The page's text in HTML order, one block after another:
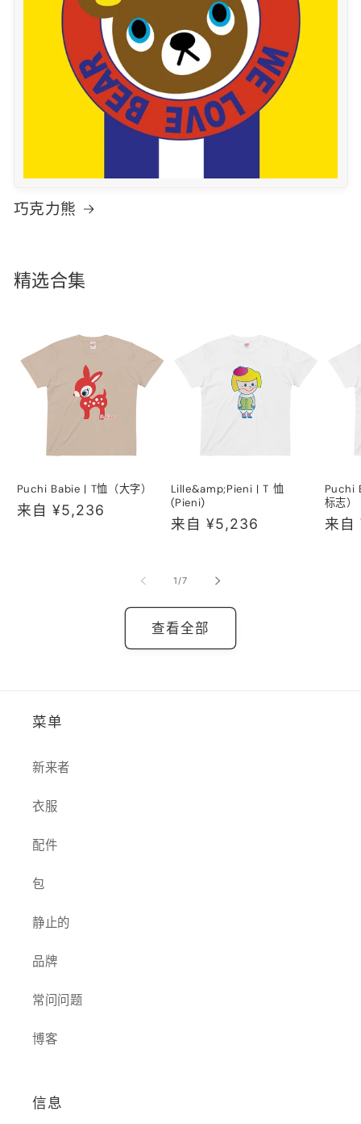
巧克力熊
精选合集
Puchi Babie | T恤（大字）
常
来自 ¥5,236
Lille&amp;Pieni | T 恤
(Pieni)
常
格
来自 ¥5,236
Puchi
标志）
常
来
1//7
查看全部
菜单
新来者
衣服
配件
包
静止的
品牌
常问问题
博客
信息